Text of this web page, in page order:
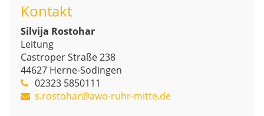
Kontakt
Silvija Rostohar
Leitung
Castroper Straße 238
44627 Herne-Sodingen
02323 5850111
s.rostohar@awo-ruhr-mitte.de